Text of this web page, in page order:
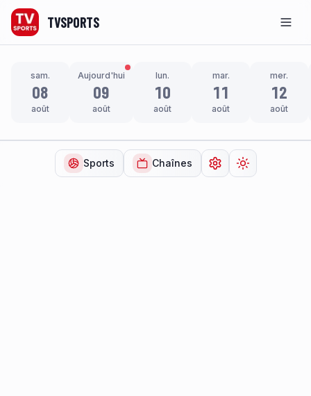
TVSPORTS
sam.
08
août
Aujourd'hui
09
août
lun.
10
août
mar.
11
août
mer.
12
août
Sports Chaînes Ouvrir lesChanger de